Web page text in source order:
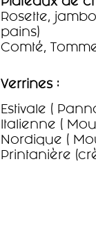
Rosette,
pains)
Comté,
Verrines :
Estivale (
Italienne (
Nordique (
Printanière